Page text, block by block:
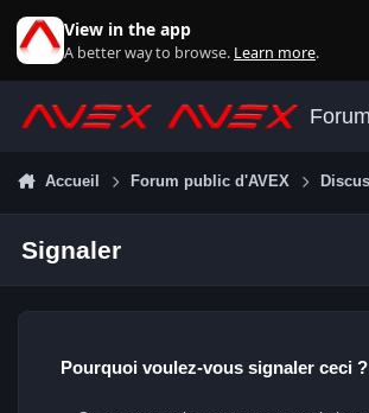
View in the app
A better way to browse. Learn more.
Accueil Forum public d'AVEX
Signaler
Pourquoi voulez-vous signaler ceci ?